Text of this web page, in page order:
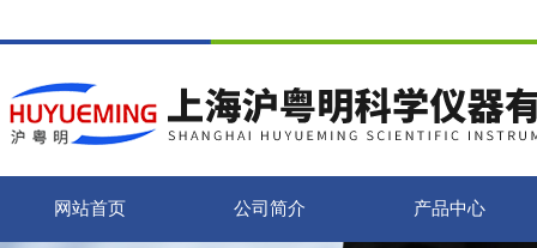
网站首页 公司简介 产品中心